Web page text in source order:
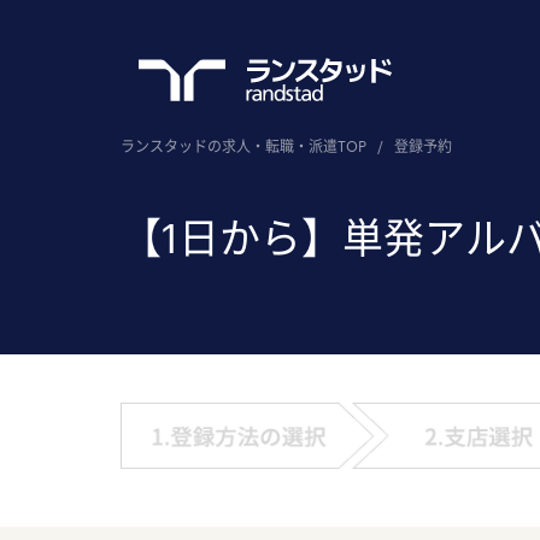
ランスタッドの求人・転職・派遣TOP / 登録予約
【1日から】単発アル